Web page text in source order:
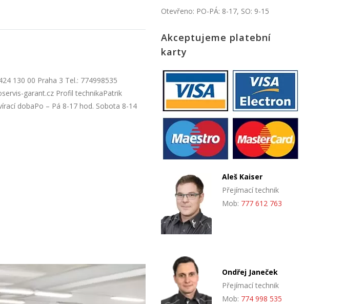
130 00 Praha 3 Tel.: 774998535
garant.cz Profil technikaPatrik
dobaPo – Pá 8-17 hod. Sobota 8-14
Otevřeno: PO-PÁ: 8-17, SO: 9-15
Akceptujeme platební
karty
Aleš Kaiser
Přejímací technik
Mob: 777 612 763
Ondřej Janeček
Přejímací technik
Mob: 774 998 535